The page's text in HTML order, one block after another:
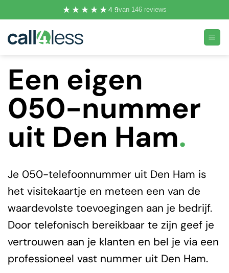
naar
inhoud
★★★★★4.9van 146 reviews
Een eigen
050-nummer
uit Den Ham.
Je 050-telefoonnummer uit Den Ham is
het visitekaartje en meteen een van de
waardevolste toevoegingen aan je bedrijf.
Door telefonisch bereikbaar te zijn geef je
vertrouwen aan je klanten en bel je via een
professioneel vast nummer uit Den Ham.